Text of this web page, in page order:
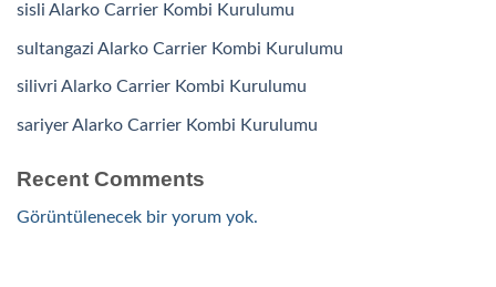
sisli Alarko Carrier Kombi Kurulumu
sultangazi Alarko Carrier Kombi Kurulumu
silivri Alarko Carrier Kombi Kurulumu
sariyer Alarko Carrier Kombi Kurulumu
Recent Comments
Görüntülenecek bir yorum yok.